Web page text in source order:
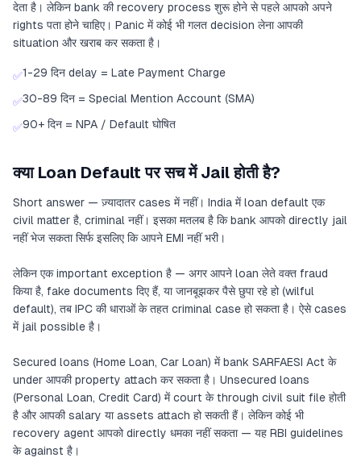
देता है। लेकिन bank की recovery process शुरू होने से पहले आपको अपने
rights पता होने चाहिए। Panic में कोई भी गलत decision लेना आपकी
situation और खराब कर सकता है।
✅1-29 दिन delay = Late Payment Charge
✅30-89 दिन = Special Mention Account (SMA)
✅90+ दिन = NPA / Default घोषित
क्या Loan Default पर सच में Jail होती है?
Short answer — ज़्यादातर cases में नहीं। India में loan default एक
civil matter है, criminal नहीं। इसका मतलब है कि bank आपको directly jail
नहीं भेज सकता सिर्फ इसलिए कि आपने EMI नहीं भरी।
लेकिन एक important exception है — अगर आपने loan लेते वक्त fraud
किया है, fake documents दिए हैं, या जानबूझकर पैसे छुपा रहे हो (wilful
default), तब IPC की धाराओं के तहत criminal case हो सकता है। ऐसे cases
में jail possible है।
Secured loans (Home Loan, Car Loan) में bank SARFAESI Act के
under आपकी property attach कर सकता है। Unsecured loans
(Personal Loan, Credit Card) में court के through civil suit file होती
है और आपकी salary या assets attach हो सकती हैं। लेकिन कोई भी
recovery agent आपको directly धमका नहीं सकता — यह RBI guidelines
के against है।